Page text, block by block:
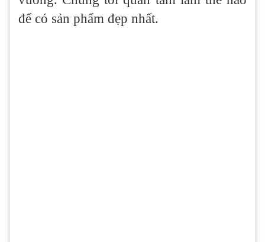
để có sản phẩm đẹp nhất.